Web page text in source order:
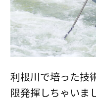
利根川で培った技
限発揮しちゃいま